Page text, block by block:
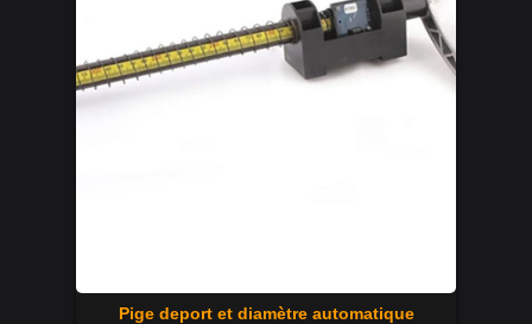
Pige deport et diamètre automatique